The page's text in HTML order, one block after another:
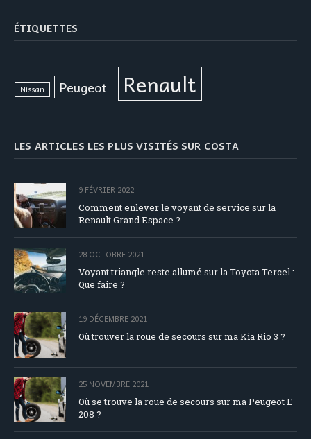
ÉTIQUETTES
Nissan Peugeot Renault
LES ARTICLES LES PLUS VISITÉS SUR COSTA
9 FÉVRIER 2022
Comment enlever le voyant de service sur la
Renault Grand Espace ?
28 OCTOBRE 2021
Voyant triangle reste allumé sur la Toyota Tercel :
Que faire ?
19 DÉCEMBRE 2021
Où trouver la roue de secours sur ma Kia Rio 3 ?
25 NOVEMBRE 2021
Où se trouve la roue de secours sur ma Peugeot E
208 ?